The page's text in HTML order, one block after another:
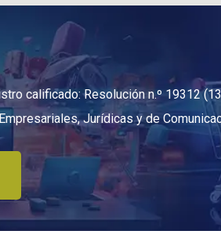
calificado: Resolución n.º 19312
Jurídicas y de